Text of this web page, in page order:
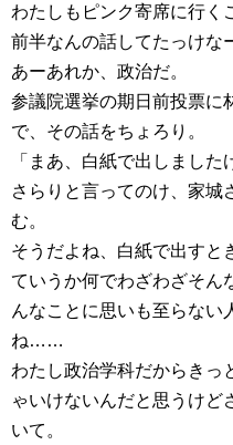
わたしもピンク寄席に行く
前半なんの話してたっけな
あーあれか、政治だ。
参議院選挙の期日前投票に
で、その話をちょろり。
「まあ、白紙で出しました
さらりと言ってのけ、家城
む。
そうだよね、白紙で出すと
ていうか何でわざわざそん
んなことに思いも至らない
ね……
わたし政治学科だからきっ
ゃいけないんだと思うけ
いて。